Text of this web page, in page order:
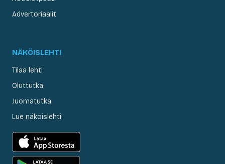
Advertoriaalit
NÄKÖISLEHTI
Tilaa lehti
Oluttutka
Juomatutka
Lue näköislehti